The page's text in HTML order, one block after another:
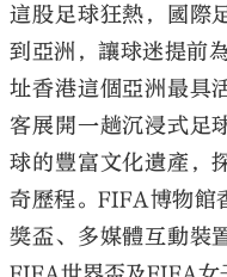
這股足球狂熱，國際
到亞洲，讓球迷提前
址香港這個亞洲最具
客展開一趟沉浸式足
球的豐富文化遺產，
奇歷程。FIFA博物館
獎盃、多媒體互動裝